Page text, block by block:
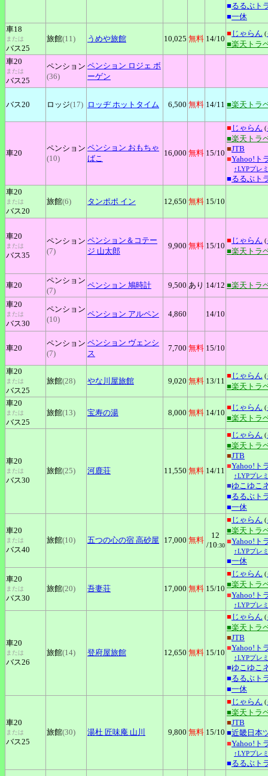
■るるぶト
■一休
車18
または
バス25
旅館(11) うめや旅館 10,025 無料 14/10
■ じゃらん (
■楽天トラ
車20
または
バス25
ペンション
(36)
ペンション ロジェ ボ
ーゲン
バス20 ロッジ(17) ロッヂホットタイム 6,500 無料 14/11 ■楽天トラ
車20
ペンション
(10)
ペンション おもちゃ
ばこ
16,000 無料 15/10
■ じゃらん (
■楽天トラ
■JTB
■Yahoo!ト
↑LYPプレ
■るるぶト
車20
または
バス20
旅館(6) タンポポ イン 12,650 無料 15/10
車20
または
バス35
ペンション
(7)
ペンション＆コテー
ジ 山太郎
9,900 無料 15/10
■ じゃらん (
■楽天トラ
車20
ペンション
(7)
ペンション 鳩時計 9,500 あり 14/12 ■楽天トラ
車20
または
バス30
ペンション
(10)
ペンション アルペン 4,860 14/10
車20
ペンション
(7)
ペンション ヴェンシ
ス
7,700 無料 15/10
車20
または
バス25
旅館(28) やな川屋旅館 9,020 無料 13/11
■ じゃらん (
■楽天トラ
車20
または
バス25
旅館(13) 宝寿の湯 8,000 無料 14/10
■ じゃらん (
■楽天トラ
車20
または
バス30
旅館(25) 河鹿荘 11,550 無料 14/11
■ じゃらん (
■楽天トラ
■JTB
■Yahoo!ト
↑LYPプレ
■ゆこゆこ
■るるぶト
■一休
車20
または
バス40
旅館(10) 五つの心の宿 高砂屋 17,000 無料
12
/10:30
■ じゃらん (
■楽天トラ
■Yahoo!ト
↑LYPプレ
■一休
車20
または
バス30
旅館(20) 吾妻荘 17,000 無料 15/10
■ じゃらん (
■楽天トラ
■Yahoo!ト
↑LYPプレ
車20
または
バス26
旅館(14) 登府屋旅館 12,650 無料 15/10
■ じゃらん (
■楽天トラ
■JTB
■Yahoo!ト
↑LYPプレ
■ゆこゆこ
■るるぶト
■一休
車20
または
バス25
旅館(30) 湯杜 匠味庵 山川 9,800 無料 15/10
■ じゃらん (
■楽天トラ
■JTB
■近畿日本
■Yahoo!ト
↑LYPプレ
■るるぶト